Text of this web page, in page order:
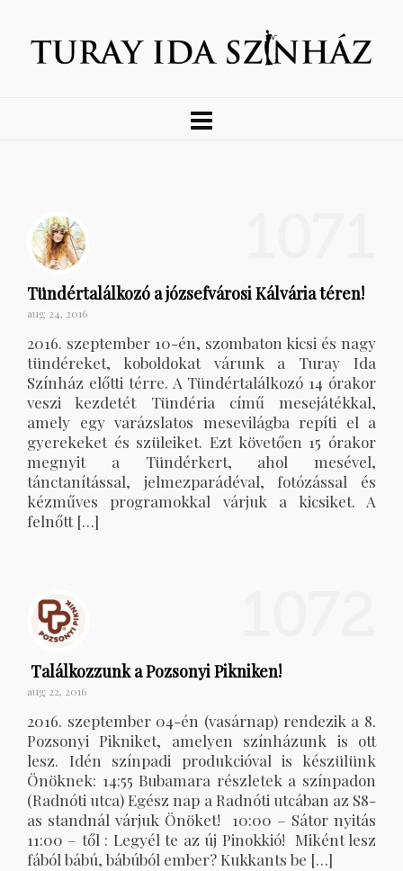
Tündértalálkozó a józsefvárosi Kálvária téren!
aug 24, 2016
2016. szeptember 10-én, szombaton kicsi és nagy
tündéreket, koboldokat várunk a Turay Ida
Színház előtti térre. A Tündértalálkozó 14 órakor
veszi kezdetét Tündéria című mesejátékkal,
amely egy varázslatos mesevilágba repíti el a
gyerekeket és szüleiket. Ezt követően 15 órakor
megnyit a Tündérkert, ahol mesével,
tánctanítással, jelmezparádéval, fotózással és
kézműves programokkal várjuk a kicsiket. A
felnőtt […]
Találkozzunk a Pozsonyi Pikniken!
aug 22, 2016
2016. szeptember 04-én (vasárnap) rendezik a 8.
Pozsonyi Pikniket, amelyen színházunk is ott
lesz. Idén színpadi produkcióval is készülünk
Önöknek: 14:55 Bubamara részletek a színpadon
(Radnóti utca) Egész nap a Radnóti utcában az S8-
as standnál várjuk Önöket! 10:00 – Sátor nyitás
11:00 – től : Legyél te az új Pinokkió! Miként lesz
fából bábú, bábúból ember? Kukkants be […]